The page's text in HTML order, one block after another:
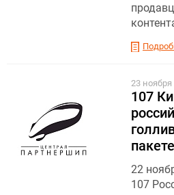
23 ноября
107
22
107